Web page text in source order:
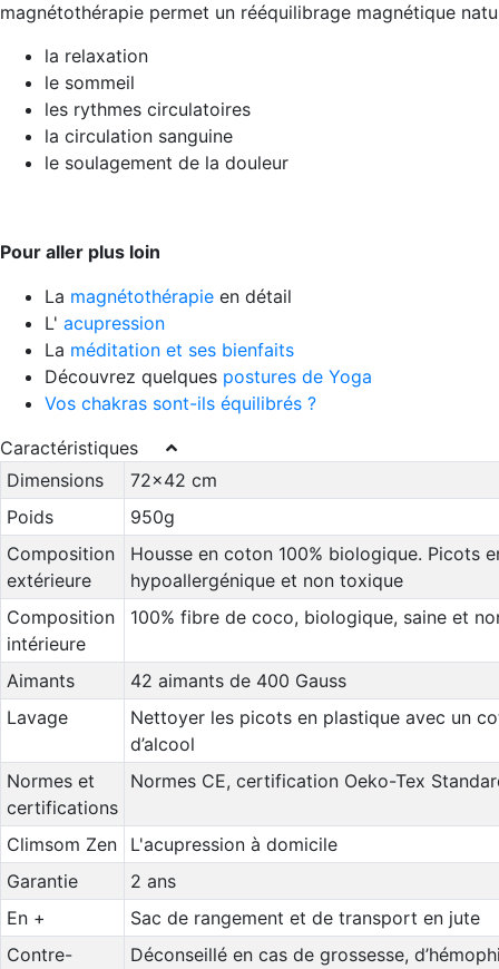
magnétothérapie permet un rééquilibrage magnétique
la relaxation
le sommeil
les rythmes circulatoires
la circulation sanguine
le soulagement de la douleur
Pour aller plus loin
La magnétothérapie en détail
L' acupression
La méditation et ses bienfaits
Découvrez quelques postures de Yoga
Vos chakras sont-ils équilibrés ?
Caractéristiques
Dimensions
72x42 cm
Poids
950g
Composition
extérieure
Housse en coton 100% biologique. Picots
hypoallergénique et non toxique
Composition
intérieure
100% fibre de coco, biologique, saine et
Aimants
42 aimants de 400 Gauss
Lavage
Nettoyer les picots en plastique avec un
d’alcool
Normes et
certifications
Normes CE, certification Oeko-Tex
Climsom Zen
L'acupression à domicile
Garantie
2 ans
En +
Sac de rangement et de transport en jute
Contre-
Déconseillé en cas de grossesse,